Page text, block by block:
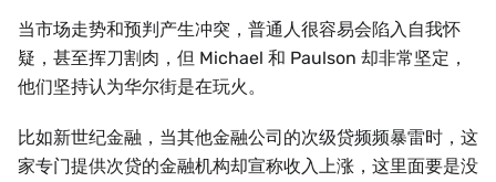
当市场走势和预判产生冲突，普通人很容易会陷入自我怀
疑，甚至挥刀割肉，但 Michael 和 Paulson 却非常坚定，
他们坚持认为华尔街是在玩火。
比如新世纪金融，当其他金融公司的次级贷频频暴雷时，这
家专门提供次贷的金融机构却宣称收入上涨，这里面要是没